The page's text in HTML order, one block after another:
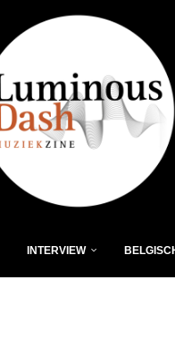
INTERVIEW